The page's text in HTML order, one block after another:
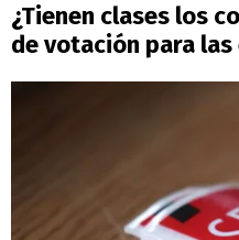
¿Tienen clases los
de votación para las